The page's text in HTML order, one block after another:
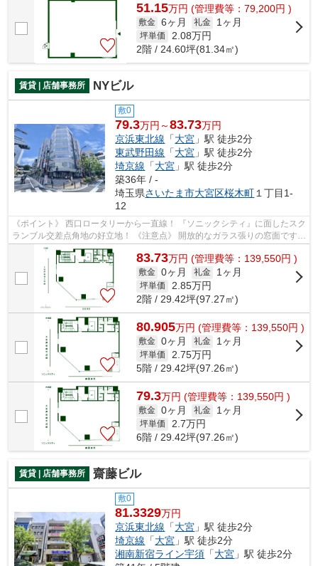
51.15万円 (管理費等：79,200円 )
敷金 6ヶ月 礼金 1ヶ月
坪単価 2.08万円
2階 / 24.60坪(81.34㎡)
賃貸 | 店舗事務所 NYビル
敷0
79.3万円～83.73万円
京浜東北線 「大宮 」駅 徒歩2分
東武野田線 「大宮 」駅 徒歩2分
埼京線 「大宮 」駅 徒歩2分
築36年 / -
埼玉県さいたま市大宮区桜木町 １丁目1-
12
《ポイント》 西口ロータリーから一直線！ 『ソニックシティ』に面したスク
ランブル交差点角地の好立地！ 《注意点》 開放的なガラス張りの窓面ですが
遮光を考慮する必要あり
83.73万円 (管理費等：139,550円 )
敷金 0ヶ月 礼金 1ヶ月
坪単価 2.85万円
2階 / 29.42坪(97.27㎡)
80.905万円 (管理費等：139,550円 )
敷金 0ヶ月 礼金 1ヶ月
坪単価 2.75万円
5階 / 29.42坪(97.26㎡)
79.3万円 (管理費等：139,550円 )
敷金 0ヶ月 礼金 1ヶ月
坪単価 2.7万円
6階 / 29.42坪(97.26㎡)
賃貸 | 店舗事務所 齋藤ビル
敷0
81.3329万円
京浜東北線 「大宮 」駅 徒歩2分
埼京線 「大宮 」駅 徒歩2分
湘南新宿ライン宇須 「大宮 」駅 徒歩2分